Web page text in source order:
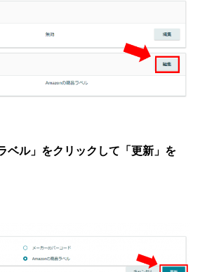
ル」をクリックして「更新」を